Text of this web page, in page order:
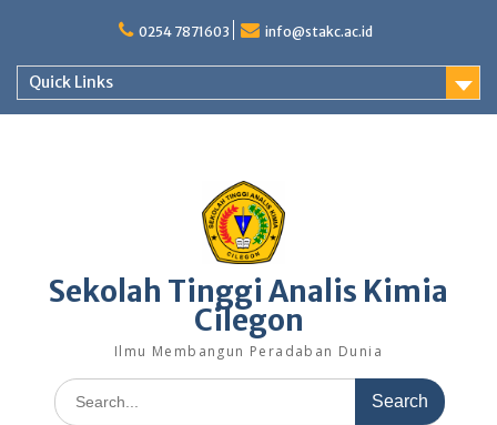
0254 7871603 info@stakc.ac.id
Quick Links
Sekolah Tinggi Analis Kimia
Cilegon
Ilmu Membangun Peradaban Dunia
Search
for: